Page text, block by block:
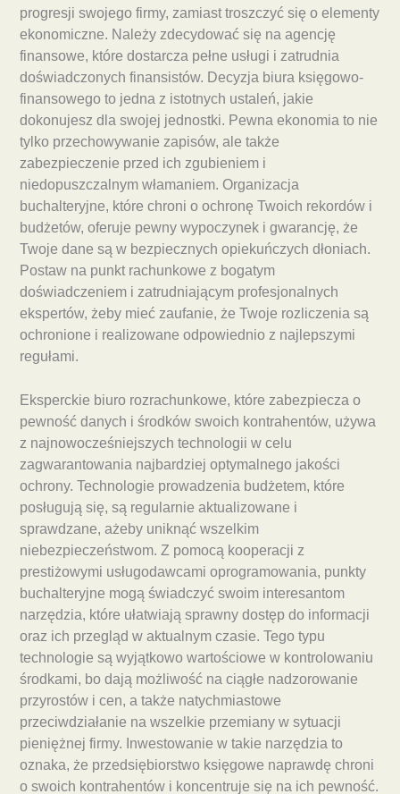
progresji swojego firmy, zamiast troszczyć się o elementy
ekonomiczne. Należy zdecydować się na agencję
finansowe, które dostarcza pełne usługi i zatrudnia
doświadczonych finansistów. Decyzja biura księgowo-
finansowego to jedna z istotnych ustaleń, jakie
dokonujesz dla swojej jednostki. Pewna ekonomia to nie
tylko przechowywanie zapisów, ale także
zabezpieczenie przed ich zgubieniem i
niedopuszczalnym włamaniem. Organizacja
buchalteryjne, które chroni o ochronę Twoich rekordów i
budżetów, oferuje pewny wypoczynek i gwarancję, że
Twoje dane są w bezpiecznych opiekuńczych dłoniach.
Postaw na punkt rachunkowe z bogatym
doświadczeniem i zatrudniającym profesjonalnych
ekspertów, żeby mieć zaufanie, że Twoje rozliczenia są
ochronione i realizowane odpowiednio z najlepszymi
regułami.
Eksperckie biuro rozrachunkowe, które zabezpiecza o
pewność danych i środków swoich kontrahentów, używa
z najnowocześniejszych technologii w celu
zagwarantowania najbardziej optymalnego jakości
ochrony. Technologie prowadzenia budżetem, które
posługują się, są regularnie aktualizowane i
sprawdzane, ażeby uniknąć wszelkim
niebezpieczeństwom. Z pomocą kooperacji z
prestiżowymi usługodawcami oprogramowania, punkty
buchalteryjne mogą świadczyć swoim interesantom
narzędzia, które ułatwiają sprawny dostęp do informacji
oraz ich przegląd w aktualnym czasie. Tego typu
technologie są wyjątkowo wartościowe w kontrolowaniu
środkami, bo dają możliwość na ciągłe nadzorowanie
przyrostów i cen, a także natychmiastowe
przeciwdziałanie na wszelkie przemiany w sytuacji
pieniężnej firmy. Inwestowanie w takie narzędzia to
oznaka, że przedsiębiorstwo księgowe naprawdę chroni
o swoich kontrahentów i koncentruje się na ich pewność.